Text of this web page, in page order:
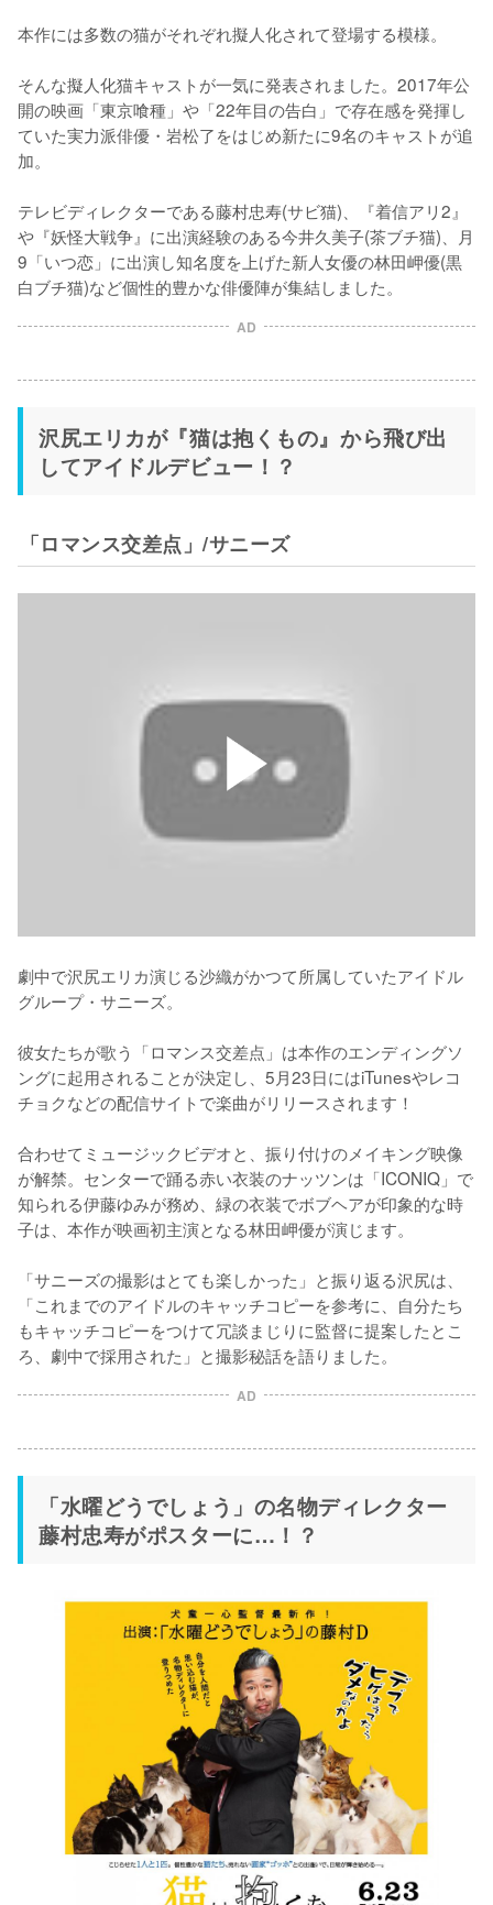
本作には多数の猫がそれぞれ擬人化されて登場する模様。
そんな擬人化猫キャストが一気に発表されました。2017年公
開の映画「東京喰種」や「22年目の告白」で存在感を発揮し
ていた実力派俳優・岩松了をはじめ新たに9名のキャストが追
加。
テレビディレクターである藤村忠寿(サビ猫)、『着信アリ2』
や『妖怪大戦争』に出演経験のある今井久美子(茶ブチ猫)、月
9「いつ恋」に出演し知名度を上げた新人女優の林田岬優(黒
白ブチ猫)など個性的豊かな俳優陣が集結しました。
AD
沢尻エリカが『猫は抱くもの』から飛び出
してアイドルデビュー！？
「ロマンス交差点」/サニーズ
劇中で沢尻エリカ演じる沙織がかつて所属していたアイドル
グループ・サニーズ。
彼女たちが歌う「ロマンス交差点」は本作のエンディングソ
ングに起用されることが決定し、5月23日にはiTunesやレコ
チョクなどの配信サイトで楽曲がリリースされます！
合わせてミュージックビデオと、振り付けのメイキング映像
が解禁。センターで踊る赤い衣装のナッツンは「ICONIQ」で
知られる伊藤ゆみが務め、緑の衣装でボブヘアが印象的な時
子は、本作が映画初主演となる林田岬優が演じます。
「サニーズの撮影はとても楽しかった」と振り返る沢尻は、
「これまでのアイドルのキャッチコピーを参考に、自分たち
もキャッチコピーをつけて冗談まじりに監督に提案したとこ
ろ、劇中で採用された」と撮影秘話を語りました。
AD
「水曜どうでしょう」の名物ディレクター
藤村忠寿がポスターに…！？